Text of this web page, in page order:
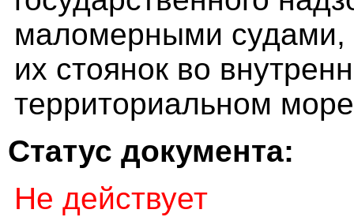
маломерными судами,
их стоянок во
территориальном
Статус документа:
Не действует